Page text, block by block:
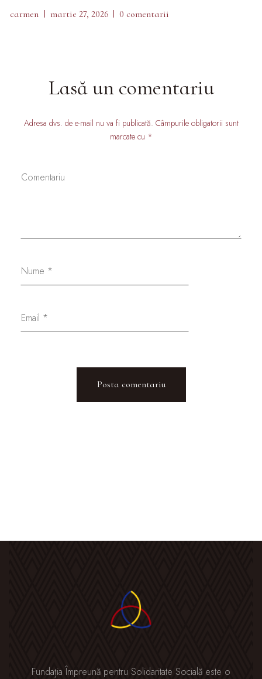
carmen martie 27, 2026 0 comentarii
Lasă un comentariu
Adresa dvs. de e-mail nu va fi publicată. Câmpurile obligatorii sunt
marcate cu *
Fundația Împreună pentru Solidaritate Socială este o